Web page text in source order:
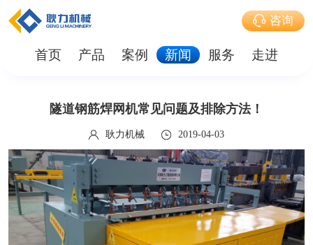
咨询
首页 产品 案例 新闻 服务 走进
隧道钢筋焊网机常见问题及排除方法！
耿力机械 2019-04-03